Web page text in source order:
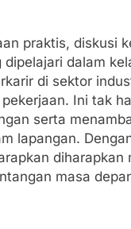
praktis, diskusi
dalam
di sektor
Ini tak
serta
lapangan.
masa